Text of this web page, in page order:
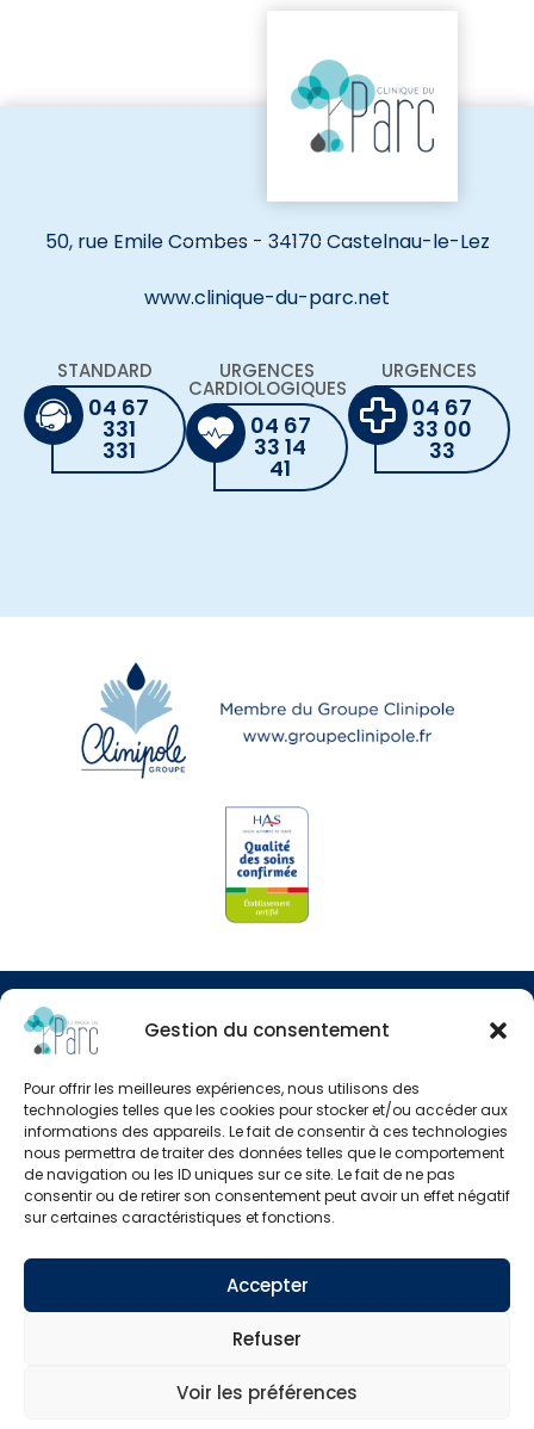
Gestion du consentement
Pour offrir les meilleures expériences, nous utilisons des
technologies telles que les cookies pour stocker et/ou accéder aux
informations des appareils. Le fait de consentir à ces technologies
nous permettra de traiter des données telles que le comportement
de navigation ou les ID uniques sur ce site. Le fait de ne pas
consentir ou de retirer son consentement peut avoir un effet négatif
sur certaines caractéristiques et fonctions.
Accepter
Refuser
Voir les préférences
50, rue Emile Combes - 34170 Castelnau-le-Lez
www.clinique-du-parc.net
STANDARD
04 67
331
331
URGENCES
CARDIOLOGIQUES
04 67
33 14
41
URGENCES
04 67
33 00
33
Annuaire praticiens
Plan du site
Mentions légales